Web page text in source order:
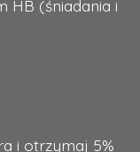
HB (śniadania i
i otrzymaj 5%